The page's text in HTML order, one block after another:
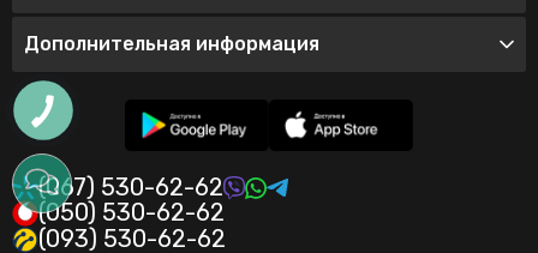
Дополнительная информация
(067) 530-62-62
(050) 530-62-62
(093) 530-62-62